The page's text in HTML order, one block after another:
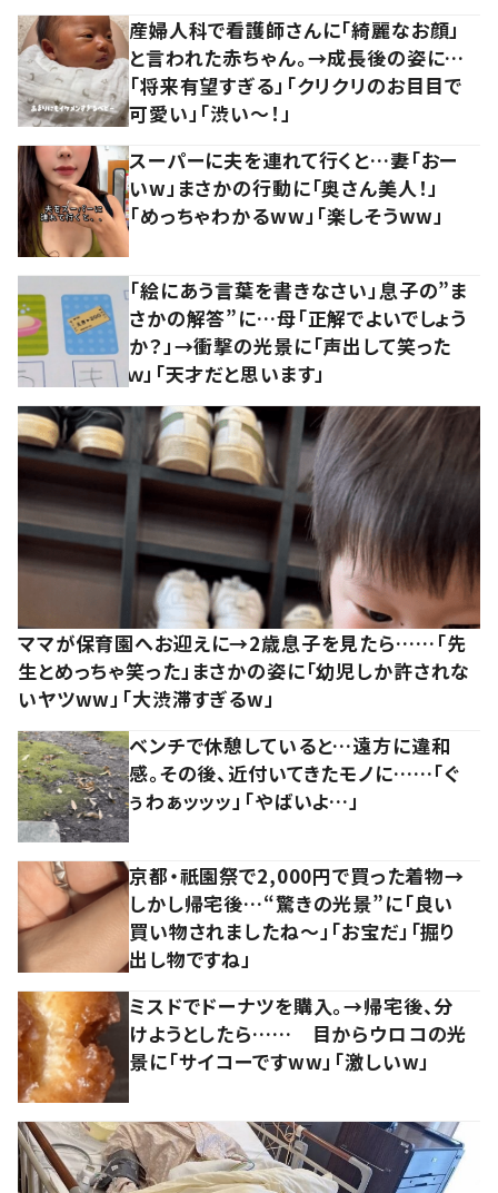
産婦人科で看護師さんに「綺麗なお顔」
と言われた赤ちゃん。→成長後の姿に…
「将来有望すぎる」「クリクリのお目目で
可愛い」「渋い～！」
スーパーに夫を連れて行くと…妻「おー
いw」まさかの行動に「奥さん美人！」
「めっちゃわかるww」「楽しそうww」
「絵にあう言葉を書きなさい」息子の”ま
さかの解答”に…母「正解でよいでしょう
か？」→衝撃の光景に「声出して笑った
ｗ」「天才だと思います」
ママが保育園へお迎えに→2歳息子を見たら……「先
生とめっちゃ笑った」まさかの姿に「幼児しか許されな
いヤツww」「大渋滞すぎるw」
ベンチで休憩していると…遠方に違和
感。その後、近付いてきたモノに……「ぐ
ぅわぁッッッ」「やばいよ…」
京都・祇園祭で2,000円で買った着物→
しかし帰宅後…“驚きの光景”に「良い
買い物されましたね～」「お宝だ」「掘り
出し物ですね」
ミスドでドーナツを購入。→帰宅後、分
けようとしたら…… 目からウロコの光
景に「サイコーですww」「激しいw」